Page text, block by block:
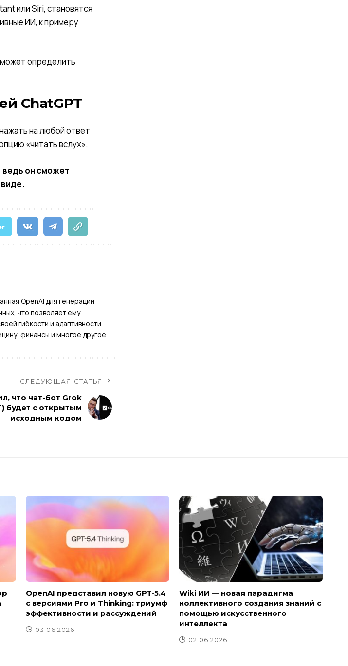
или Siri, становятся
ИИ, к примеру
определить
ChatGPT
на любой ответ
«читать вслух».
ведь он сможет
виде.
OpenAI для генерации
что позволяет ему
гибкости и адаптивности,
финансы и многое другое.
СЛЕДУЮЩАЯ СТАТЬЯ
что чат-бот Grok
будет с открытым
исходным кодом
OpenAI представил новую GPT-5.4
с версиями Pro и Thinking: триумф
эффективности и рассуждений
03.06.2026
Wiki ИИ — новая парадигма
коллективного создания знаний с
помощью искусственного
интеллекта
02.06.2026